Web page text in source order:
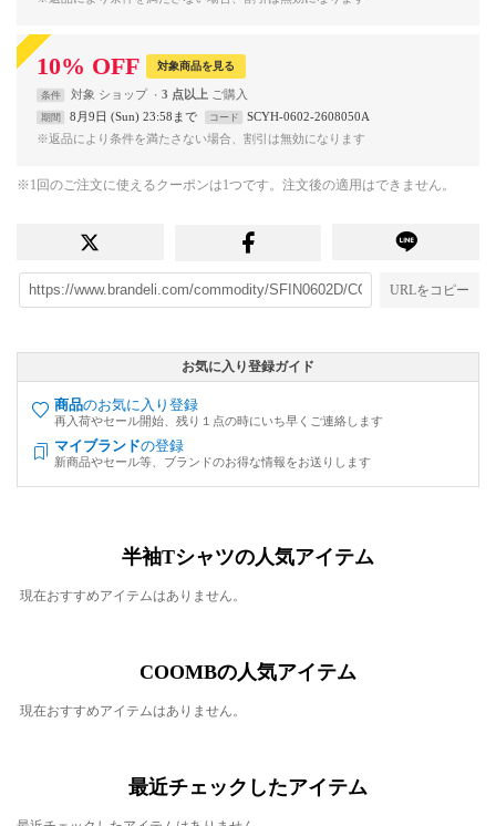
10% OFF 対象商品を見る
条件 対象 ショップ 3 点以上
期間 8月9日 (Sun) 23:58まで コード
SCYH-0602-2608050A
※返品により条件を満たさない場合、割引は無効になります
※1回のご注文に使えるクーポンは1つです。注文後の適用はできません。
URLをコピー
お気に入り登録ガイド
商品のお気に入り登録
再入荷やセール開始、残り１点の時にいち早くご連絡します
マイブランドの登録
新商品やセール等、ブランドのお得な情報をお送りします
半袖Tシャツの人気アイテム
現在おすすめアイテムはありません。
COOMBの人気アイテム
現在おすすめアイテムはありません。
最近チェックしたアイテム